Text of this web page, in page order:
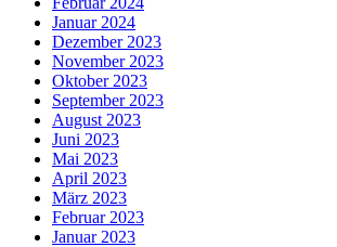
Januar 2024
Dezember 2023
November 2023
Oktober 2023
September 2023
August 2023
Juni 2023
Mai 2023
April 2023
März 2023
Februar 2023
Januar 2023